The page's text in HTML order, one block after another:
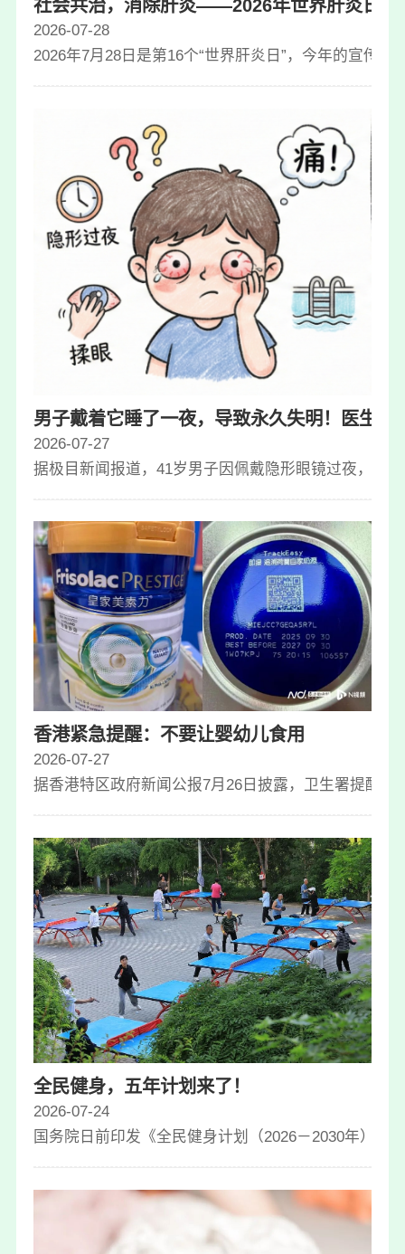
社会共治，消除肝炎——2026年世界肝炎日，
2026-07-28
2026年7月28日是第16个“世界肝炎日”，今年的宣传
男子戴着它睡了一夜，导致永久失明！医生紧
2026-07-27
据极目新闻报道，41岁男子因佩戴隐形眼镜过夜，引
香港紧急提醒：不要让婴幼儿食用
2026-07-27
据香港特区政府新闻公报7月26日披露，卫生署提醒
全民健身，五年计划来了！
2026-07-24
国务院日前印发《全民健身计划（2026－2030年）》